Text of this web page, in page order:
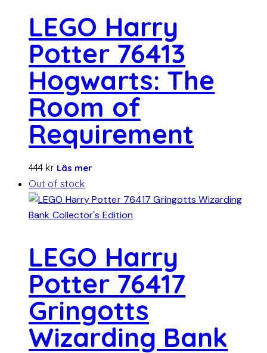
LEGO Harry
Potter 76413
Hogwarts: The
Room of
Requirement
444 kr Läs mer
Out of stock
LEGO Harry
Potter 76417
Gringotts
Wizarding Bank